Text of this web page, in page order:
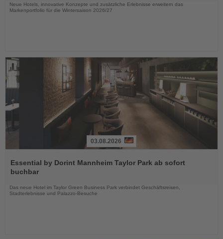
Neue Hotels, innovative Konzepte und zusätzliche Erlebnisse erweitern das
Markenportfolio für die Wintersaison 2026/27
Sie
die
03.08.2026
Essential by Dorint Mannheim Taylor Park ab sofort
buchbar
Das neue Hotel im Taylor Green Business Park verbindet Geschäftsreisen,
Stadterlebnisse und Palazzo-Besuche